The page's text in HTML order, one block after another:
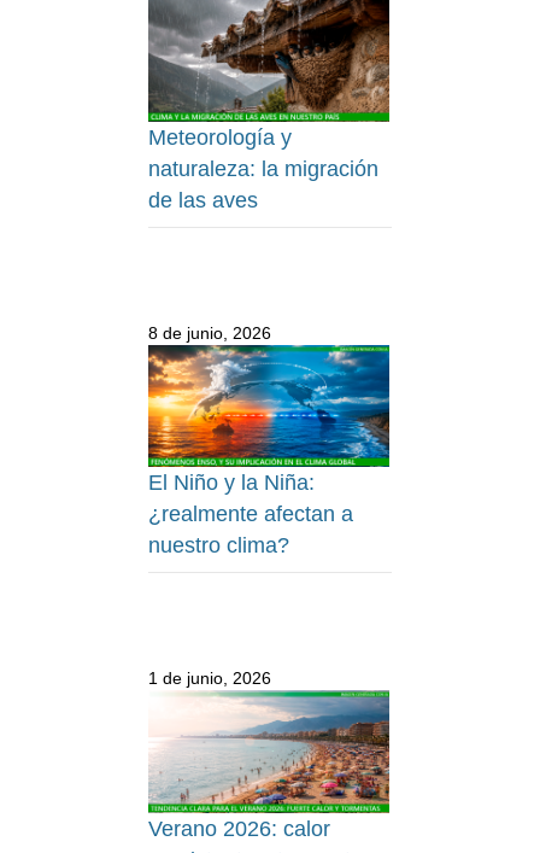
Meteorología y
naturaleza: la migración
de las aves
8 de junio, 2026
El Niño y la Niña:
¿realmente afectan a
nuestro clima?
1 de junio, 2026
Verano 2026: calor